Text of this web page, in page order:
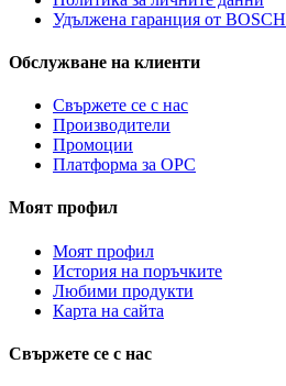
Удължена гаранция от BOSCH
Обслужване на клиенти
Свържете се с нас
Производители
Промоции
Платформа за ОРС
Моят профил
Моят профил
История на поръчките
Любими продукти
Карта на сайта
Свържете се с нас